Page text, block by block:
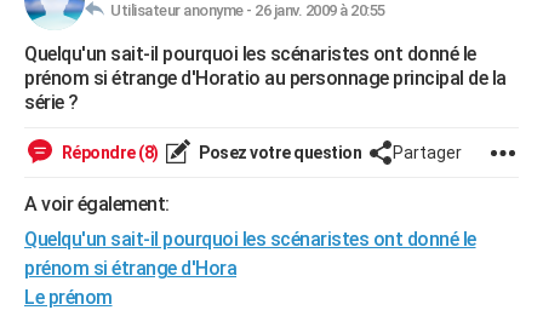
Essais
Réserver un essai
Citadines
Berlines
SUV
Forum auto
HIGH-TECH
Mobiles
Meilleur smartphone
Internet
Ordinateurs
Jeux vidéo
Guide high-tech
+BRICOLAGE
WEEK-END
Art de vivre
Bien-être
Loisirs
ModeModes de vie
SANTE
Alimentation
Guide de la santé
Maladies
Médicaments
Sommeil
VOYAGE
Utilisateur anonyme - 26 janv. 2009 à 20:55
Quelqu'un sait-il pourquoi les scénaristes ont donné le
prénom si étrange d'Horatio au personnage principal de la
série ?
Répondre (8) Posez votre question Partager
A voir également:
Quelqu'un sait-il pourquoi les scénaristes ont donné le
prénom si étrange d'Hora
Le prénom